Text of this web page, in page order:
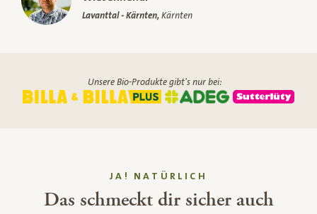
Lavanttal - Kärnten, Kärnten
Unsere Bio-Produkte gibt's nur bei:
JA! NATÜRLICH
Das schmeckt dir sicher auch